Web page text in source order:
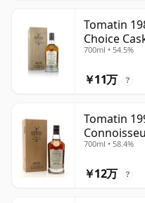
Tomatin
Choice
700ml • 54.5%
￥11万 ?
Tomatin
700ml • 58.4%
￥12万 ?